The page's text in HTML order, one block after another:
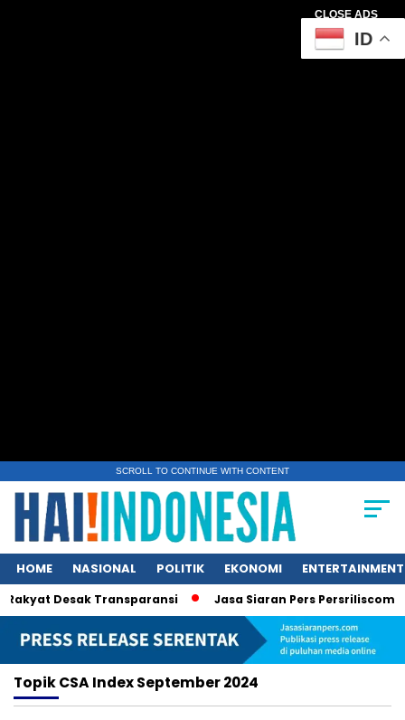
CLOSE ADS
SCROLL TO CONTINUE WITH CONTENT
HOME NASIONAL POLITIK EKONOMI ENTERTAINMENT
Desak Transparansi Jasa Siaran Pers Persriliscom
TopikCSA Index September 2024
ID